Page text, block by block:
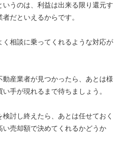
うのは、利益は出来る限り還元す
だといえるからです。
相談に乗ってくれるような対応が
産業者が見つかったら、あとは様
手が現れるまで待ちましょう。
討し終えたら、あとは任せておく
売却額で決めてくれるかどうか